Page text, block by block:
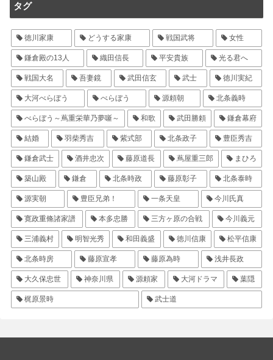
タグ
徳川家康 どうする家康 戦国武将 女性
鎌倉殿の13人 織田信長 平安貴族 光る君へ
戦国大名 吾妻鏡 武田信玄 武士 徳川実紀
大河べらぼう べらぼう 源頼朝 北条義時
べらぼう～蔦重栄華乃夢噺～ 和歌 武田勝頼 鎌倉幕府
結婚 羽柴秀吉 紫式部 北条政子 豊臣秀吉
鎌倉武士 酒井忠次 藤原道長 蔦屋重三郎 まひろ
築山殿 鎌倉 北条時政 藤原彰子 北条泰時
源実朝 豊臣兄弟！ 一条天皇 今川氏真
寛政重脩諸家譜 本多忠勝 三方ヶ原の合戦 今川義元
三浦義村 明智光秀 和田義盛 徳川信康 松平信康
北条時房 藤原宣孝 藤原為時 浅井長政
大久保忠世 神奈川県 源頼家 大河ドラマ 葉隠
梶原景時 武士道